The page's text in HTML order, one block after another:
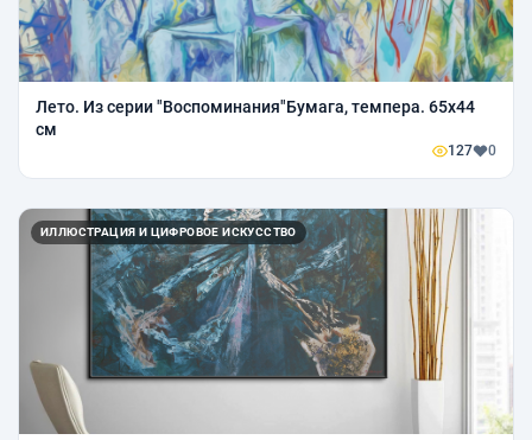
Лето. Из серии "Воспоминания"Бумага, темпера. 65х44
см
127 0
ИЛЛЮСТРАЦИЯ И ЦИФРОВОЕ ИСКУССТВО